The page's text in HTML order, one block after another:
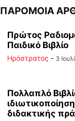
ΠΑΡΟΜΟΙΑ
Πρώτος
Παιδικό Βιβλίο
Ηρόστρατος - 3
Πολλαπλό
διδακτικής